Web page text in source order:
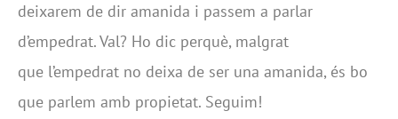
deixarem de dir amanida i passem a parlar
d’empedrat. Val? Ho dic perquè, malgrat
que l’empedrat no deixa de ser una amanida, és bo
que parlem amb propietat. Seguim!